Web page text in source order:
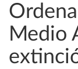
Medio